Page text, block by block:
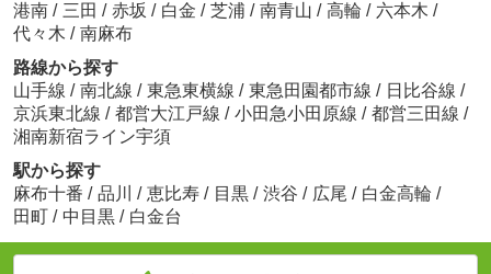
港南 / 三田 / 赤坂 / 白金 / 芝浦 / 南青山 / 高輪 / 六本木 /
代々木 / 南麻布
路線から探す
山手線 / 南北線 / 東急東横線 / 東急田園都市線 / 日比谷線 /
京浜東北線 / 都営大江戸線 / 小田急小田原線 / 都営三田線 /
湘南新宿ライン宇須
駅から探す
麻布十番 / 品川 / 恵比寿 / 目黒 / 渋谷 / 広尾 / 白金高輪 /
田町 / 中目黒 / 白金台